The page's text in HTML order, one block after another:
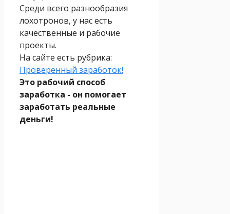
Среди всего разнообразия
лохотронов, у нас есть
качественные и рабочие
проекты.
На сайте есть рубрика:
Проверенный заработок!
Это рабочий способ
заработка - он помогает
заработать реальные
деньги!